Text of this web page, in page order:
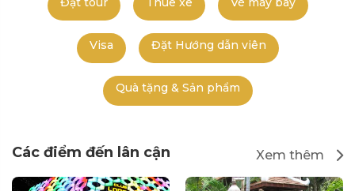
Visa Đặt Hướng dẫn viên
Quà tặng & Sản phẩm
Các điểm đến lân cận Xem thêm